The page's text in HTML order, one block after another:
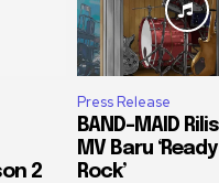
2
Press Release
BAND-MAID
MV Baru
Rock’